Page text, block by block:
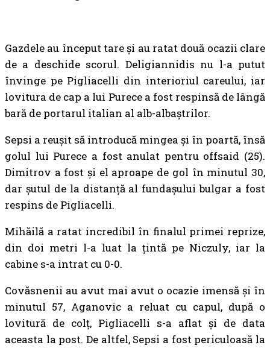
Gazdele au început tare și au ratat două ocazii clare
de a deschide scorul. Deligiannidis nu l-a putut
învinge pe Pigliacelli din interioriul careului, iar
lovitura de cap a lui Purece a fost respinsă de lângă
bară de portarul italian al alb-albaștrilor.
Sepsi a reușit să introducă mingea și în poartă, însă
golul lui Purece a fost anulat pentru offsaid (25).
Dimitrov a fost și el aproape de gol în minutul 30,
dar șutul de la distanță al fundașului bulgar a fost
respins de Pigliacelli.
Mihăilă a ratat incredibil în finalul primei reprize,
din doi metri l-a luat la țintă pe Niczuly, iar la
cabine s-a intrat cu 0-0.
Covăsnenii au avut mai avut o ocazie imensă și în
minutul 57, Aganovic a reluat cu capul, după o
lovitură de colț, Pigliacelli s-a aflat și de data
aceasta la post. De altfel, Sepsi a fost periculoasă la